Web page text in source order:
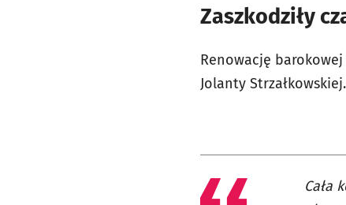
Zaszkodziły
Renowację
Jolanty Strzałkowskiej.
Cała